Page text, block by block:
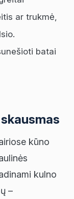
ar trukmė,
batai
kūno
kulno
–